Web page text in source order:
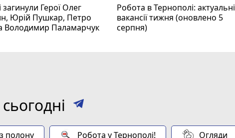
загинули Герої Олег
Юрій Пушкар, Петро
Володимир Паламарчук
Робота в Тернополі: актуальні
вакансії тижня (оновлено 5
серпня)
полону Робота у Тернополі! Огляди